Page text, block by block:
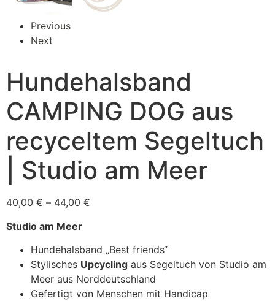
Previous
Next
Hundehalsband
CAMPING DOG aus
recyceltem Segeltuch
| Studio am Meer
40,00 € – 44,00 €
Studio am Meer
Hundehalsband „Best friends“
Stylisches Upcycling aus Segeltuch von Studio am
Meer aus Norddeutschland
Gefertigt von Menschen mit Handicap